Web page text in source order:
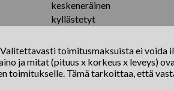
keskeneräinen
kyllästetyt
Valitettavasti toimitusmaksuista ei voida
ja mitat (pituus x korkeus x leveys)
toimitukselle. Tämä tarkoittaa, että